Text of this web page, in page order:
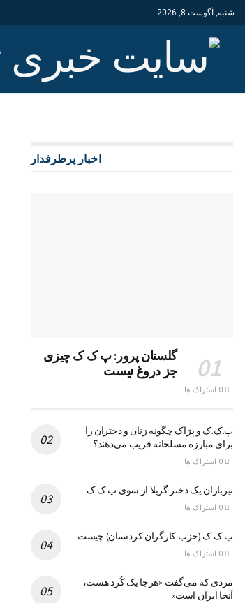
شنبه, آگوست 8, 2026
اخبار پرطرفدار
گلستان پرور: پ ک ک چیزی
جز دروغ نیست
پ.ک.ک و پژاک چگونه زنان و دختران را
برای مبارزه مسلحانه فریب می‌دهند؟
تیرباران یک دختر گریلا از سوی پ.ک.ک
پ ک ک (حزب کارگران کردستان) چیست
مردی که می‌گفت «هرجا یک کُرد هست،
آنجا ایران است»